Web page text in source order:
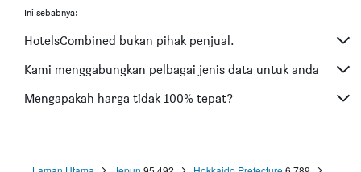
Ini sebabnya:
HotelsCombined bukan pihak penjual.
Kami menggabungkan pelbagai jenis data untuk anda
Mengapakah harga tidak 100% tepat?